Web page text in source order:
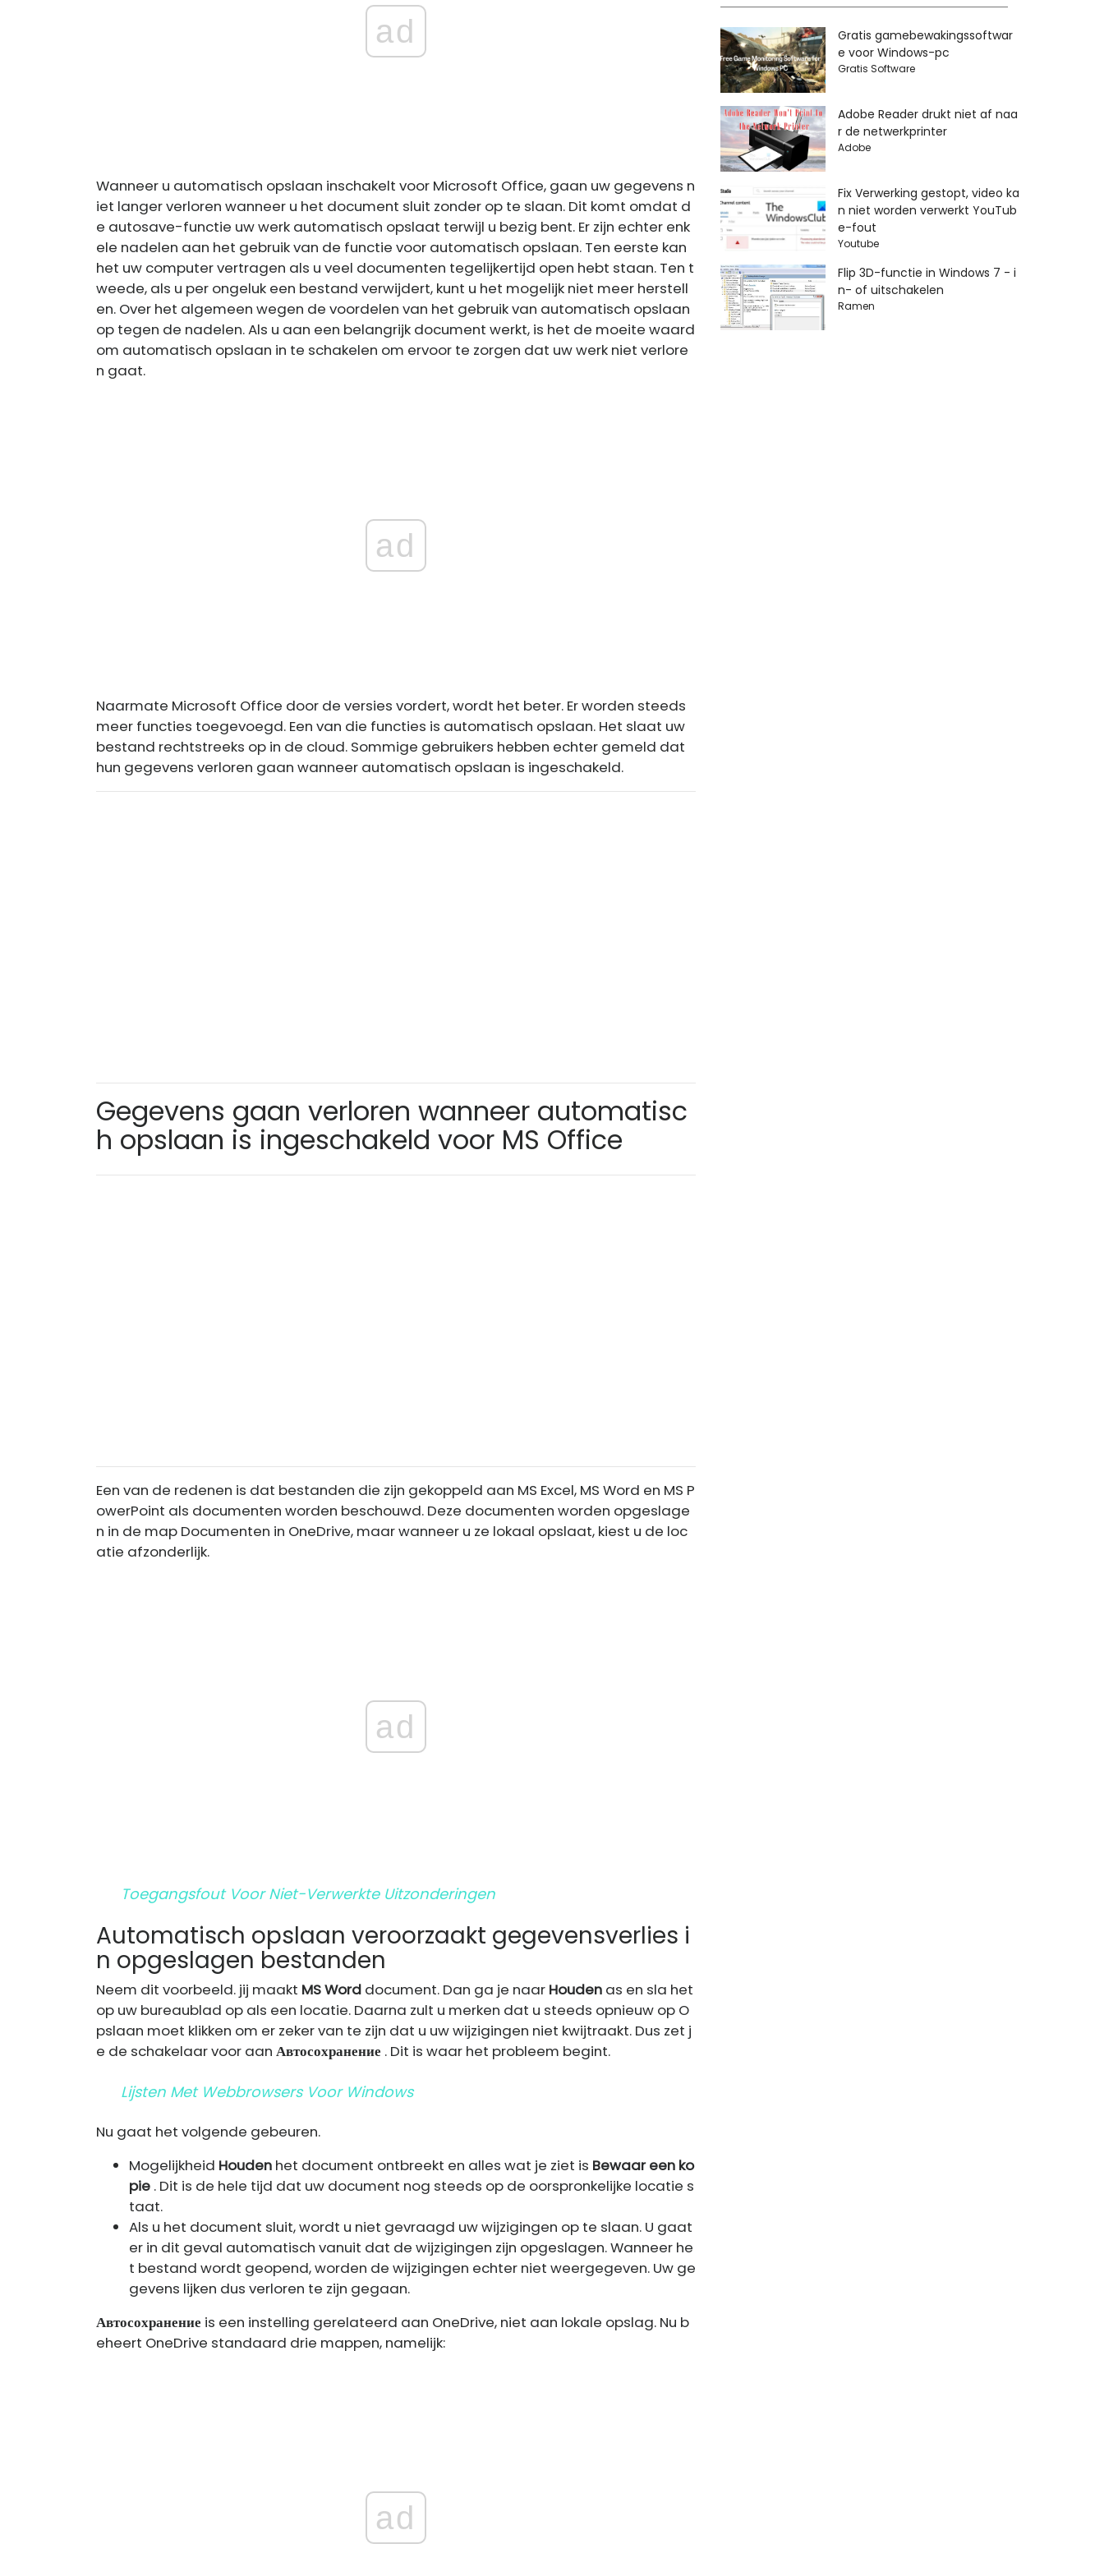
ad
Wanneer u automatisch opslaan inschakelt voor Microsoft Office, gaan uw gegevens n
iet langer verloren wanneer u het document sluit zonder op te slaan. Dit komt omdat d
e autosave-functie uw werk automatisch opslaat terwijl u bezig bent. Er zijn echter enk
ele nadelen aan het gebruik van de functie voor automatisch opslaan. Ten eerste kan
het uw computer vertragen als u veel documenten tegelijkertijd open hebt staan. Ten t
weede, als u per ongeluk een bestand verwijdert, kunt u het mogelijk niet meer herstell
en. Over het algemeen wegen de voordelen van het gebruik van automatisch opslaan
op tegen de nadelen. Als u aan een belangrijk document werkt, is het de moeite waard
om automatisch opslaan in te schakelen om ervoor te zorgen dat uw werk niet verlore
n gaat.
ad
Naarmate Microsoft Office door de versies vordert, wordt het beter. Er worden steeds
meer functies toegevoegd. Een van die functies is automatisch opslaan. Het slaat uw
bestand rechtstreeks op in de cloud. Sommige gebruikers hebben echter gemeld dat
hun gegevens verloren gaan wanneer automatisch opslaan is ingeschakeld.
Gegevens gaan verloren wanneer automatisc
h opslaan is ingeschakeld voor MS Office
Een van de redenen is dat bestanden die zijn gekoppeld aan MS Excel, MS Word en MS P
owerPoint als documenten worden beschouwd. Deze documenten worden opgeslage
n in de map Documenten in OneDrive, maar wanneer u ze lokaal opslaat, kiest u de loc
atie afzonderlijk.
ad
Toegangsfout Voor Niet-Verwerkte Uitzonderingen
Automatisch opslaan veroorzaakt gegevensverlies i
n opgeslagen bestanden
Neem dit voorbeeld. jij maakt MS Word document. Dan ga je naar Houden as en sla het
op uw bureaublad op als een locatie. Daarna zult u merken dat u steeds opnieuw op O
pslaan moet klikken om er zeker van te zijn dat u uw wijzigingen niet kwijtraakt. Dus zet j
e de schakelaar voor aan Автосохранение . Dit is waar het probleem begint.
Lijsten Met Webbrowsers Voor Windows
Nu gaat het volgende gebeuren.
Mogelijkheid Houden het document ontbreekt en alles wat je ziet is Bewaar een ko
pie . Dit is de hele tijd dat uw document nog steeds op de oorspronkelijke locatie s
taat.
Als u het document sluit, wordt u niet gevraagd uw wijzigingen op te slaan. U gaat
er in dit geval automatisch vanuit dat de wijzigingen zijn opgeslagen. Wanneer he
t bestand wordt geopend, worden de wijzigingen echter niet weergegeven. Uw ge
gevens lijken dus verloren te zijn gegaan.
Автосохранение is een instelling gerelateerd aan OneDrive, niet aan lokale opslag. Nu b
eheert OneDrive standaard drie mappen, namelijk:
ad
Gratis gamebewakingssoftwar
e voor Windows-pc
Gratis Software
Adobe Reader drukt niet af naa
r de netwerkprinter
Adobe
Fix Verwerking gestopt, video ka
n niet worden verwerkt YouTub
e-fout
Youtube
Flip 3D-functie in Windows 7 - i
n- of uitschakelen
Ramen